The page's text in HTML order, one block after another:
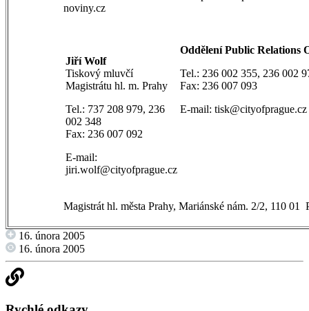
noviny.cz
Jiří Wolf
Tiskový mluvčí
Magistrátu hl. m. Prahy
Tel.: 737 208 979, 236
002 348
Fax: 236 007 092
E-mail:
jiri.wolf@cityofprague.cz
Oddělení Public Relations
Tel.: 236 002 355, 236 002
Fax: 236 007 093
E-mail: tisk@cityofprague.cz
Magistrát hl. města Prahy, Mariánské nám. 2/2, 110 01
16. února 2005
16. února 2005